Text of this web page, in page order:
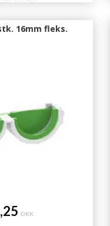
16mm fleks.
DKK